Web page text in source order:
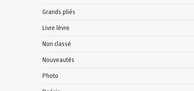
Grands pliés
Livre lèvre
Non classé
Nouveautés
Photo